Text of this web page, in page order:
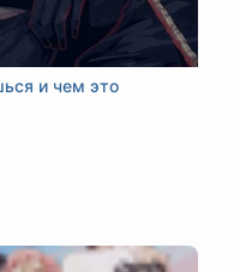
и чем это